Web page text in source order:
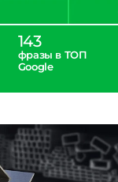
143
фразы в ТОП
Google